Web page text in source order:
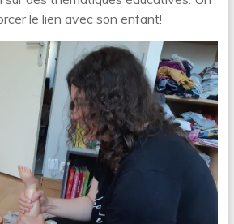
le lien avec son enfant!